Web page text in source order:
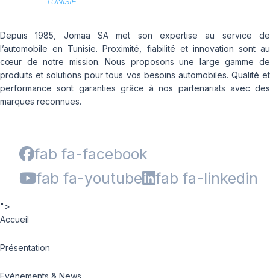
Depuis 1985, Jomaa SA met son expertise au service de
l’automobile en Tunisie. Proximité, fiabilité et innovation sont au
cœur de notre mission. Nous proposons une large gamme de
produits et solutions pour tous vos besoins automobiles. Qualité et
performance sont garanties grâce à nos partenariats avec des
marques reconnues.
fab fa-facebook
fab fa-youtube
fab fa-linkedin
">
Accueil
Présentation
Evénements & News